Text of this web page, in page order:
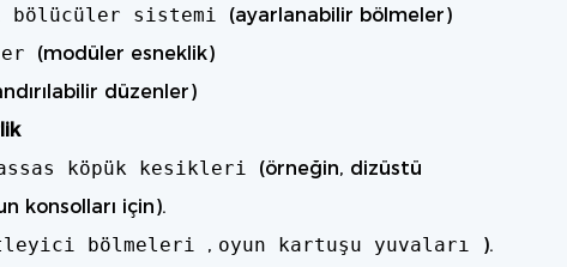
bölücüler sistemi (ayarlanabilir bölmeler)
(modüler esneklik)
düzenler)
köpük kesikleri (örneğin, dizüstü
konsolları için).
bölmeleri , oyun kartuşu yuvaları ).